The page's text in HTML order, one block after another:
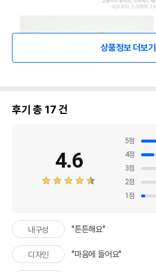
상품정보 더보기
후기 총 17건
4.6
5점
4점
3점
2점
1 점
내구성 "튼튼해요"
디자인 "마음에 들어요"